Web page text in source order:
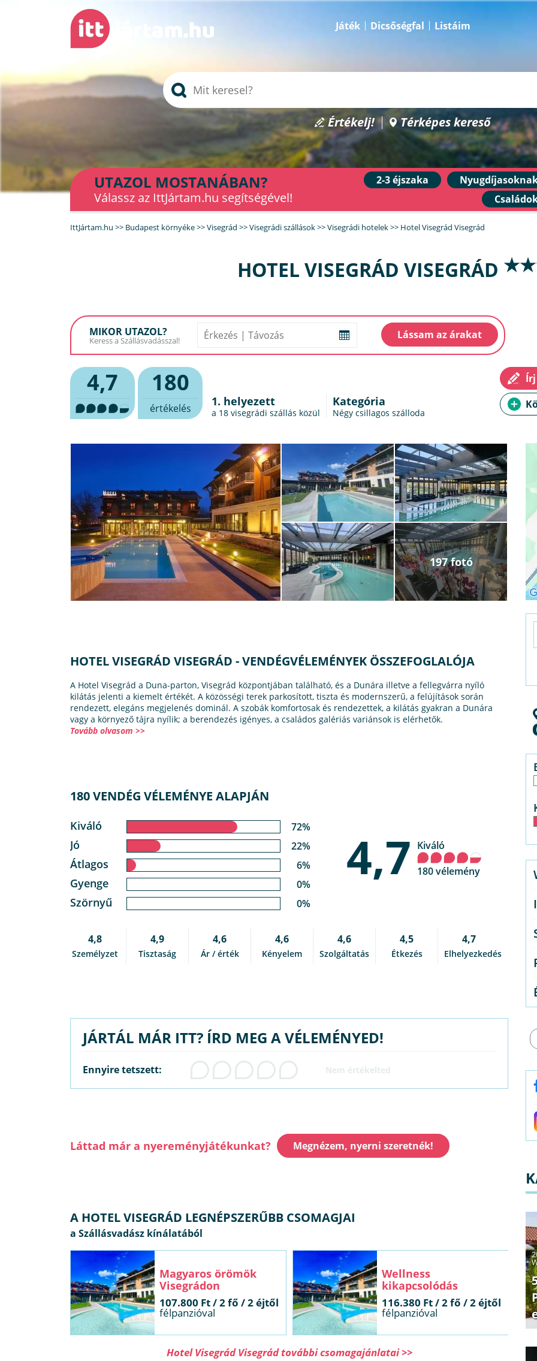
Játék Dicsőségfal Listáim
Értékelj! Térképes kereső
UTAZOL MOSTANÁBAN?
Válassz az IttJártam.hu segítségével!
2-3 éjszaka
IttJártam.hu >> Budapest környéke>>Visegrád >>Visegrádi szállások>>Visegrádi hotelek>> Hotel Visegrád Visegrád
HOTEL VISEGRÁD VISEGRÁD
MIKOR UTAZOL?
4,7 180
értékelés 1. helyezett
a 18 visegrádi szállás közül
Kategória
Négy csillagos szálloda
197 fotó
HOTEL VISEGRÁD VISEGRÁD - VENDÉGVÉLEMÉNYEK ÖSSZEFOGLALÓJA
A Hotel Visegrád a Duna-parton, Visegrád központjában található, és a Dunára illetve a fellegvárra nyíló
kilátás jelenti a kiemelt értékét. A közösségi terek parkosított, tiszta és modernszerű, a felújítások során
rendezett, elegáns megjelenés dominál. A szobák komfortosak és rendezettek, a kilátás gyakran a Dunára
vagy a környező tájra nyílik; a berendezés igényes, a családos galériás variánsok is elérhetők.
Tovább olvasom >>
180 VENDÉG VÉLEMÉNYE ALAPJÁN
Kiváló 72%
Jó 22%
Átlagos 6%
Gyenge 0%
Szörnyű 0%
4,7 Kiváló
180 vélemény
4,8
Személyzet
4,9
Tisztaság
4,6
Ár / érték
4,6
Kényelem
4,6
Szolgáltatás
4,5
Étkezés
4,7
Elhelyezkedés
JÁRTÁL MÁR ITT? ÍRD MEG A VÉLEMÉNYED!
Ennyire tetszett:
Láttad már a nyereményjátékunkat? Megnézem, nyerni szeretnék!
A HOTEL VISEGRÁD LEGNÉPSZERŰBB CSOMAGJAI
Magyaros örömök
Visegrádon
107.800 Ft / 2 fő / 2 éjtől
félpanzióval
Wellness
kikapcsolódás
116.380 Ft / 2 fő / 2 éjtől
félpanzióval
Hotel Visegrád Visegrád további csomagajánlatai >>